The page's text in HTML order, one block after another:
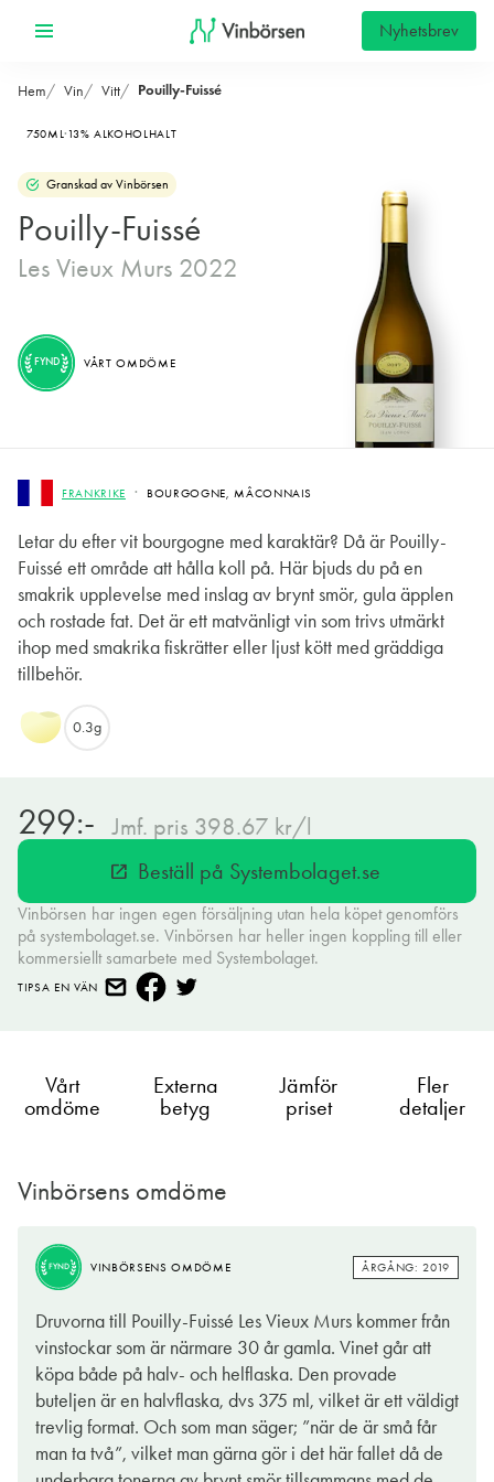
Nyhetsbrev
Hem Vin Vitt Pouilly-Fuissé
750ML 13% ALKOHOLHALT
Granskad av Vinbörsen
Pouilly-Fuissé
Les Vieux Murs 2022
FRANKRIKE BOURGOGNE, MÂCONNAIS
Letar du efter vit bourgogne med karaktär? Då är Pouilly-
Fuissé ett område att hålla koll på. Här bjuds du på en
smakrik upplevelse med inslag av brynt smör, gula äpplen
och rostade fat. Det är ett matvänligt vin som trivs utmärkt
ihop med smakrika fiskrätter eller ljust kött med gräddiga
tillbehör.
FYND VÅRT OMDÖME
0.3g
299:- Jmf. pris 398.67 kr/l
open_in_new Beställ på Systembolaget.se
Vinbörsen har ingen egen försäljning utan hela köpet genomförs
på systembolaget.se. Vinbörsen har heller ingen koppling till eller
kommersiellt samarbete med Systembolaget.
TIPSA EN VÄN
Vårt
omdöme
Externa
betyg
Jämför
priset
Fler
detaljer
Vinbörsens omdöme
FYND VINBÖRSENS OMDÖME ÅRGÅNG: 2019
Druvorna till Pouilly-Fuissé Les Vieux Murs kommer från
vinstockar som är närmare 30 år gamla. Vinet går att
köpa både på halv- och helflaska. Den provade
buteljen är en halvflaska, dvs 375 ml, vilket är ett väldigt
trevlig format. Och som man säger; ”när de är små får
man ta två”, vilket man gärna gör i det här fallet då de
FYND VINBÖRSENS OMDÖME
genom taket har efterfrågan stigit raketartat för mer moderat
prissatta viner från angränsande områden i detta legendariska
vindistrikt. Följden har blivit att både vinbönder och vinhus
kunnat satsa på kvaliteten som aldrig tidigare och det är till
södra Bourgogne många med mig i dag söker sig för att hitta
underbara viner till överkomliga priser. Visst kostar de, men
FYND VINBÖRSENS OMDÖME
kommer från appellationen Pouilly-Fuissé i södra Bourgogne,
och här är det endast vita viner på druvan Chardonnay som får
göras. I denna flarra blir resultatet runt, gott och med karaktär
men utan att tumma på friskhet och fräschör.
I glaset bjuds det på doft av gula äpplen, brynt smör, rostade